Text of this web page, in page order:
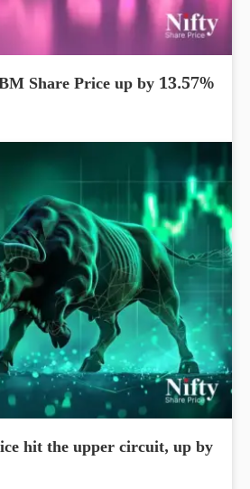
Share Price up by 13.57%
hit the upper circuit, up by